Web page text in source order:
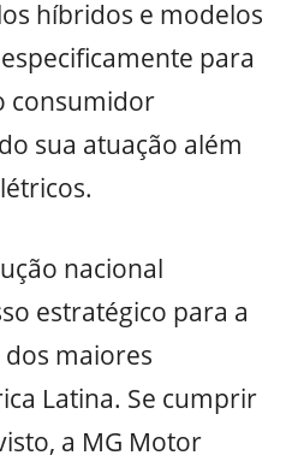
híbridos e modelos
para
consumidor
sua atuação além
nacional
estratégico para a
maiores
Latina. Se cumprir
a MG Motor